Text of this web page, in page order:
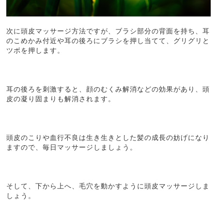
次に頭皮マッサージ方法ですが、ブラシ部分の背面を持ち、耳
のこめかみ付近や耳の後ろにブラシを押し当てて、グリグリと
ツボを押します。
耳の後ろを刺激すると、顔のむくみ解消などの効果があり、頭
皮の凝り固まりも解消されます。
頭皮のこりや血行不良は生き生きとした髪の成長の妨げになり
ますので、毎日マッサージしましょう。
そして、下から上へ、毛穴を動かすように頭皮マッサージしま
しょう。